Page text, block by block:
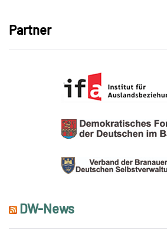
Partner
DW-News